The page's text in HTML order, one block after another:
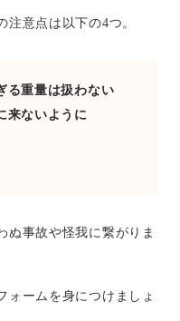
注意点は以下の4つ。
る重量は扱わない
来ないように
ぬ事故や怪我に繋がりま
ォームを身につけましょ